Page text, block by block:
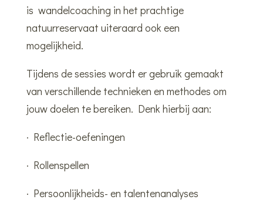
is wandelcoaching in het prachtige
natuurreservaat uiteraard ook een
mogelijkheid.
Tijdens de sessies wordt er gebruik gemaakt
van verschillende technieken en methodes om
jouw doelen te bereiken. Denk hierbij aan:
· Reflectie-oefeningen
· Rollenspellen
· Persoonlijkheids- en talentenanalyses